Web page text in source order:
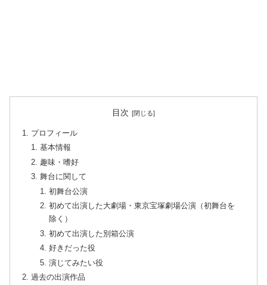
目次
プロフィール
基本情報
趣味・嗜好
舞台に関して
初舞台公演
初めて出演した大劇場・東京宝塚劇場公演（初舞台を
除く）
初めて出演した別箱公演
好きだった役
演じてみたい役
過去の出演作品